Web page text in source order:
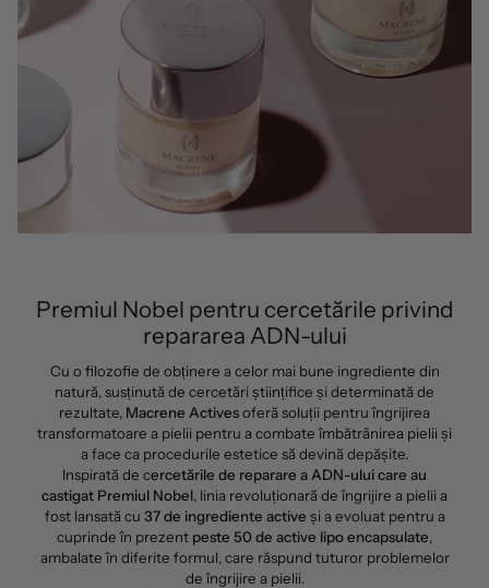
Premiul Nobel pentru cercetările privind
repararea ADN-ului
Cu o filozofie de obținere a celor mai bune ingrediente din
natură, susținută de cercetări științifice și determinată de
rezultate, Macrene Activesoferă soluții pentru îngrijirea
transformatoare a pielii pentru a combate îmbătrânirea pielii și
a face ca procedurile estetice să devină depășite.
Inspirată de cercetările de reparare a ADN-ului care au
castigat Premiul Nobel, linia revoluționară de îngrijire a pielii a
fost lansată cu 37 de ingrediente active și a evoluat pentru a
cuprinde în prezent peste 50 de active lipo encapsulate,
ambalate în diferite formul, care răspund tuturor problemelor
de îngrijire a pielii.